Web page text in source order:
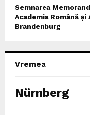
Semnarea
Academia Română
Brandenburg
Vremea
Nürnberg